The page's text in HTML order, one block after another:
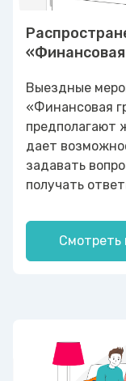
Выездные
«Финансовая
предполагают
дает
задавать
получать
Смотреть